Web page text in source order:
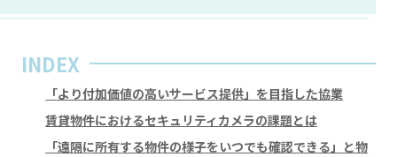
INDEX
「より付加価値の高いサービス提供」を目指した協業
賃貸物件におけるセキュリティカメラの課題とは
「遠隔に所有する物件の様子をいつでも確認できる」と物